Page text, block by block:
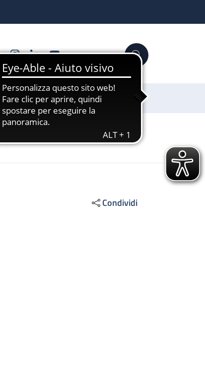
FacebookInstagram
LinkedinYouTube Cerca
Sostienici
Condividi